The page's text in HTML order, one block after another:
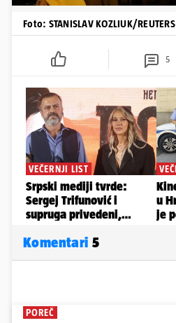
Foto: STANISLAV KOZLIUK/REUTERS
5
Komentari 5
POREČ